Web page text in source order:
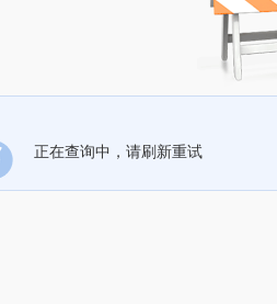
正在查询中，请刷新重试